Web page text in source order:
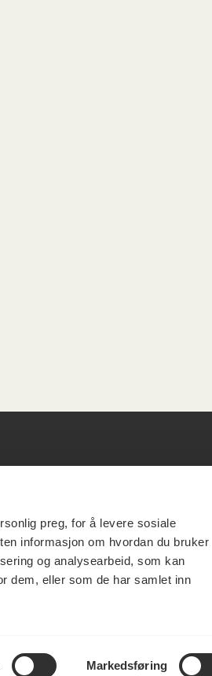
preg, for å levere sosiale
informasjon om hvordan du bruker
og analysearbeid, som kan
dem, eller som de har samlet inn
Markedsføring
info
Dokumentasjonsskjema